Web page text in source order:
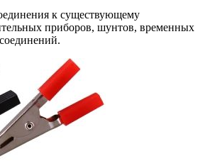
к существующему
приборов, шунтов, временных